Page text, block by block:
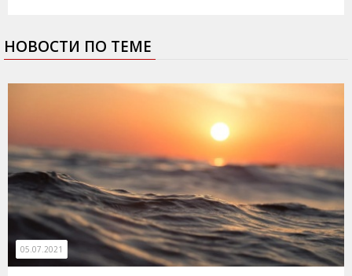
НОВОСТИ ПО ТЕМЕ
05.07.2021